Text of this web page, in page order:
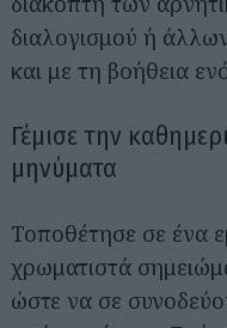
διαλογισμού ή
και με τη βοήθεια
Γέμισε την
μηνύματα
Τοποθέτησε σε ένα
χρωματιστά
ώστε να σε